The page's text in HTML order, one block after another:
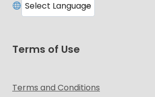
Terms of Use
Terms and Conditions